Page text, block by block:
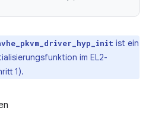
ist ein
im EL2-
1).